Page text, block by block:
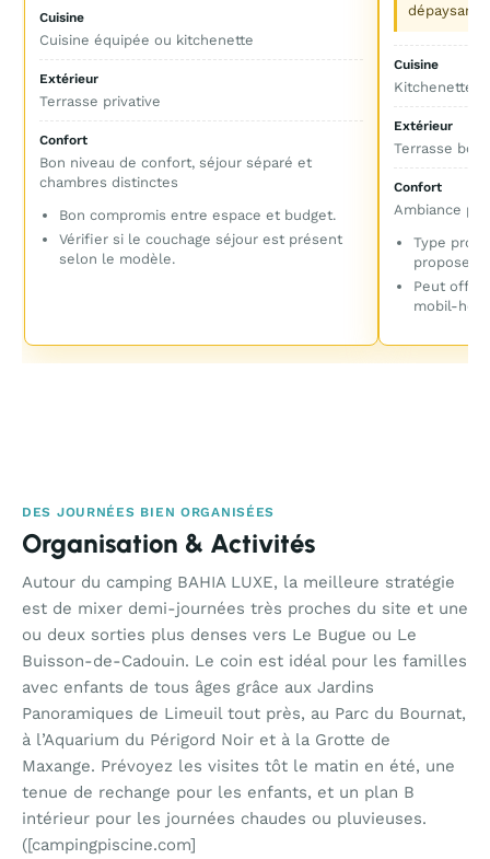
Cuisine
Cuisine équipée ou kitchenette
Extérieur
Terrasse privative
Confort
Bon niveau de confort, séjour séparé et
chambres distinctes
Bon compromis entre espace et budget.
Vérifier si le couchage séjour est présent
selon le modèle.
dépaysant
Cuisine
Kitchenette
Extérieur
Terrasse bois
Confort
Ambiance
Type
propose
Peut offrir
mobil-
DES JOURNÉES BIEN ORGANISÉES
Organisation & Activités
Autour du camping BAHIA LUXE, la meilleure stratégie
est de mixer demi-journées très proches du site et une
ou deux sorties plus denses vers Le Bugue ou Le
Buisson-de-Cadouin. Le coin est idéal pour les familles
avec enfants de tous âges grâce aux Jardins
Panoramiques de Limeuil tout près, au Parc du Bournat,
à l’Aquarium du Périgord Noir et à la Grotte de
Maxange. Prévoyez les visites tôt le matin en été, une
tenue de rechange pour les enfants, et un plan B
intérieur pour les journées chaudes ou pluvieuses.
([campingpiscine.com]